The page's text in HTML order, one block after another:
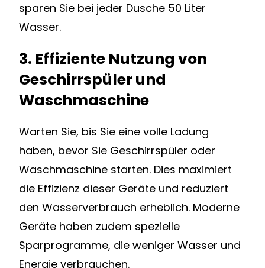
sparen Sie bei jeder Dusche 50 Liter
Wasser.
3. Effiziente Nutzung von
Geschirrspüler und
Waschmaschine
Warten Sie, bis Sie eine volle Ladung
haben, bevor Sie Geschirrspüler oder
Waschmaschine starten. Dies maximiert
die Effizienz dieser Geräte und reduziert
den Wasserverbrauch erheblich. Moderne
Geräte haben zudem spezielle
Sparprogramme, die weniger Wasser und
Energie verbrauchen.